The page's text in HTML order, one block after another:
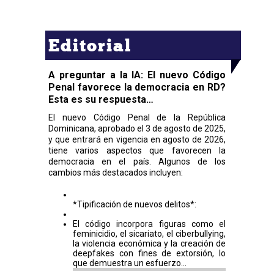
Editorial
A preguntar a la IA: El nuevo Código
Penal favorece la democracia en RD?
Esta es su respuesta…
El nuevo Código Penal de la República
Dominicana, aprobado el 3 de agosto de 2025,
y que entrará en vigencia en agosto de 2026,
tiene varios aspectos que favorecen la
democracia en el país. Algunos de los
cambios más destacados incluyen:
*Tipificación de nuevos delitos*:
El código incorpora figuras como el
feminicidio, el sicariato, el ciberbullying,
la violencia económica y la creación de
deepfakes con fines de extorsión, lo
que demuestra un esfuerzo...